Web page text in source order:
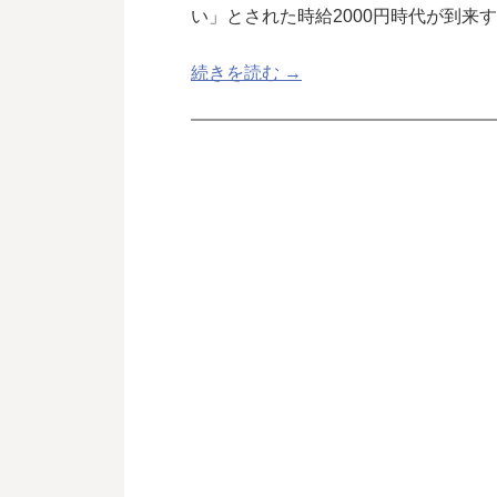
い」とされた時給2000円時代が到来
続きを読む →